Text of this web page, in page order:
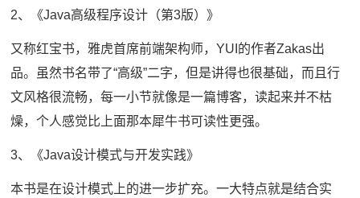
2、《Java高级程序设计（第3版）》
又称红宝书，雅虎首席前端架构师，YUI的作者Zakas出
品。虽然书名带了“高级”二字，但是讲得也很基础，而且行
文风格很流畅，每一小节就像是一篇博客，读起来并不枯
燥，个人感觉比上面那本犀牛书可读性更强。
3、《Java设计模式与开发实践》
本书是在设计模式上的进一步扩充。一大特点就是结合实